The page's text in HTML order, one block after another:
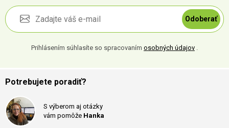
Odoberať
Prihlásením súhlasíte so spracovaním osobných údajov
Potrebujete poradiť?
S výberom aj otázky
vám pomôže Hanka